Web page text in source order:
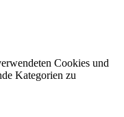
Cookies und
Kategorien zu